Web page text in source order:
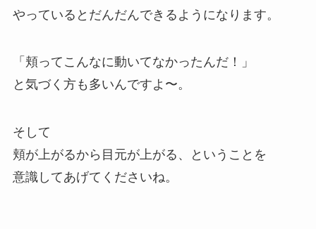
やっているとだんだんできるようになります。
「頬ってこんなに動いてなかったんだ！」
と気づく方も多いんですよ〜。
そして
頬が上がるから目元が上がる、ということを
意識してあげてくださいね。